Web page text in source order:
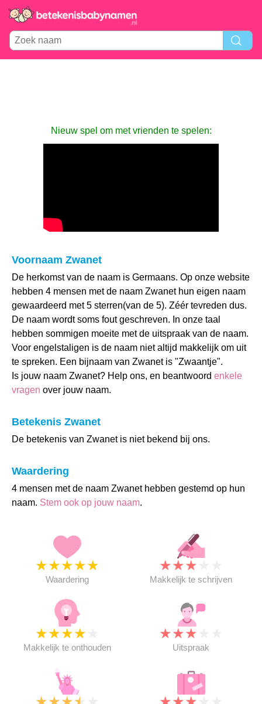
Nieuw spel om met vrienden te spelen:
Voornaam Zwanet
De herkomst van de naam is Germaans. Op onze website
hebben 4 mensen met de naam Zwanet hun eigen naam
gewaardeerd met 5 sterren(van de 5). Zéér tevreden dus.
De naam wordt soms fout geschreven. In onze taal
hebben sommigen moeite met de uitspraak van de naam.
Voor engelstaligen is de naam niet altijd makkelijk om uit
te spreken. Een bijnaam van Zwanet is "Zwaantje".
Is jouw naam Zwanet? Help ons, en beantwoord enkele
vragen over jouw naam.
Betekenis Zwanet
De betekenis van Zwanet is niet bekend bij ons.
Waardering
4 mensen met de naam Zwanet hebben gestemd op hun
naam. Stem ook op jouw naam.
★★★★★
Waardering
★★★
Makkelijk te schrijven
★★★★
Makkelijk te onthouden
★★★
Uitspraak